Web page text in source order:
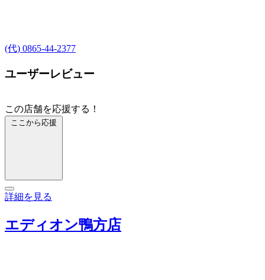
(代) 0865-44-2377
ユーザーレビュー
この店舗を応援する！
ここから応援
詳細を見る
エディオン鴨方店